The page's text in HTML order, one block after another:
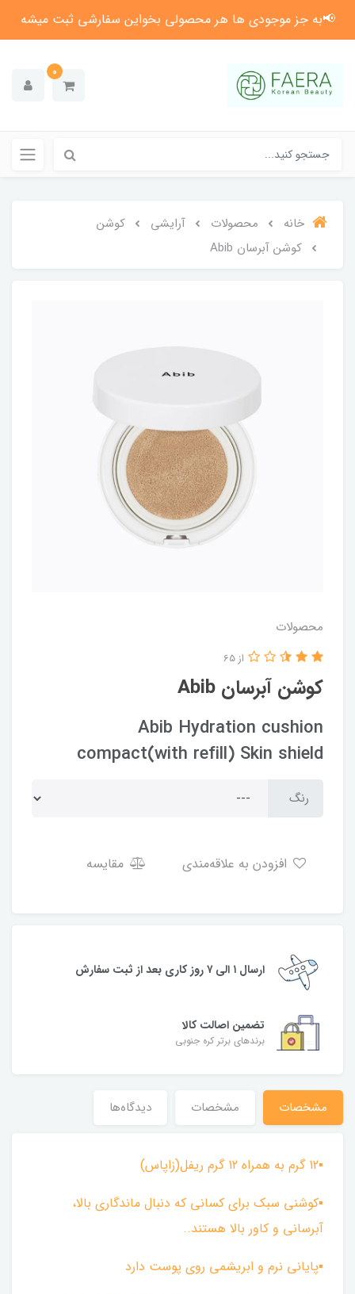
📢به جز موجودی ها هر محصولی بخواین سفارشی ثبت میشه
0
خانه محصولات آرایشی
کوشن
کوشن آبرسان Abib
محصولات
کوشن آبرسان Abib
از 65
Abib Hydration cushion
compact(with refill) Skin shield
رنگ
مقایسه
ارسال ۱ الی ۷ روز کاری بعد از ثبت سفارش
تضمین اصالت کالا
برندهای برتر کره جنوبی
مشخصات مشخصات دیدگاه‌ها
▪︎12 گرم به همراه 12 گرم ریفل(زاپاس)
▪︎کوشنی سبک برای کسانی که دنبال ماندگاری بالا،
آبرسانی و کاور بالا هستند..
▪︎پایانی نرم و ابریشمی روی پوست دارد